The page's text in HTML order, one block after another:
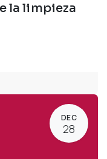
la limpieza
DEC
28